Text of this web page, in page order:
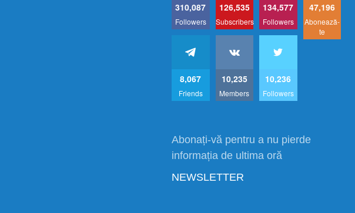
310,087
Followers
126,535
Subscribers
134,577
Followers
47,196
Abonează-
te
8,067
Friends
10,235
Members
10,236
Followers
Abonați-vă pentru a nu pierde
informația de ultima oră
NEWSLETTER